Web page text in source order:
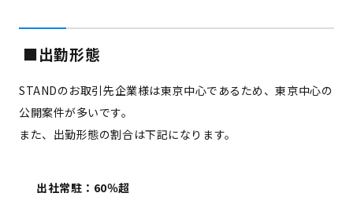
■出勤形態
STANDのお取引先企業様は東京中心であるため、東京中心の
公開案件が多いです。
また、出勤形態の割合は下記になります。
出社常駐：60％超